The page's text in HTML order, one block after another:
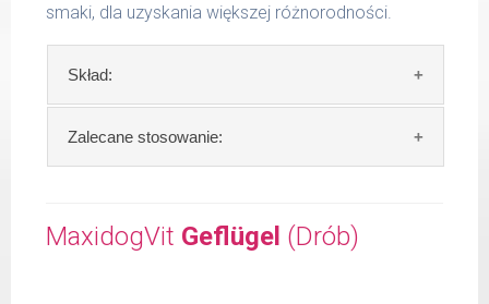
smaki, dla uzyskania większej różnorodności.
Skład:
Skład:mięso i produkty pochodzenia
zwierzęcego: 69% wołowina, 4% ryż, 4%
Szczegółowa analiza składu:
Zalecane stosowanie:
świeży posiłek, oferujemy różne objętości
puszek. Zalecamy przechowywanie
MaxidogVit Geflügel (Drób)